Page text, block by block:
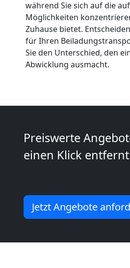
während Sie sich auf die
Möglichkeiten
Zuhause bietet.
für Ihren
Sie den Unterschied, den
Abwicklung ausmacht.
Preiswerte
einen Klick
Jetzt Angebote
LKW
Wolfsberg
Kunsttransport
Wolfsberg
Wolfsberg